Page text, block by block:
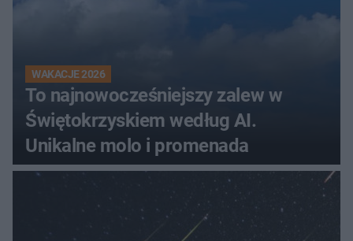
WAKACJE 2026
To najnowocześniejszy zalew w
Świętokrzyskiem według AI.
Unikalne molo i promenada